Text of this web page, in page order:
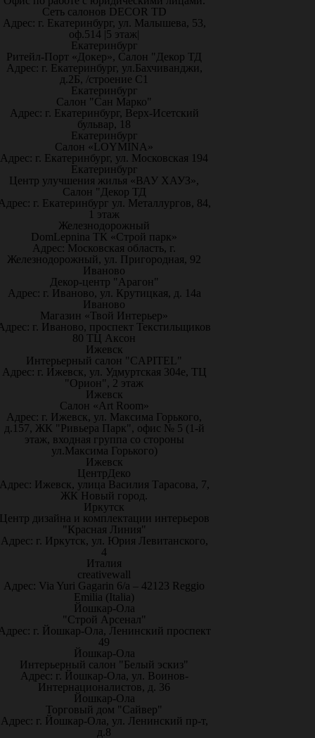
Сеть салонов DECOR TD
Адрес: г. Екатеринбург, ул. Малышева, 53,
оф.514 |5 этаж|
Екатеринбург
Ритейл-Порт «Докер», Салон "Декор ТД
Адрес: г. Екатеринбург, ул.Бахчиванджи,
д.2Б, /строение С1
Екатеринбург
Салон "Сан Марко"
Адрес: г. Екатеринбург, Верх-Исетский
бульвар, 18
Екатеринбург
Салон «LOYMINA»
Адрес: г. Екатеринбург, ул. Московская 194
Екатеринбург
Центр улучшения жилья «ВАУ ХАУЗ»,
Салон "Декор ТД
г. Екатеринбург ул. Металлургов, 84,
1 этаж
Железнодорожный
DomLepnina ТК «Строй парк»
Адрес: Московская область, г.
Железнодорожный, ул. Пригородная, 92
Иваново
Декор-центр "Арагон"
Адрес: г. Иваново, ул. Крутицкая, д. 14а
Иваново
Магазин «Твой Интерьер»
г. Иваново, проспект Текстильщиков
80 ТЦ Аксон
Ижевск
Интерьерный салон "CAPITEL"
Адрес: г. Ижевск, ул. Удмуртская 304е, ТЦ
"Орион", 2 этаж
Ижевск
Салон «Art Room»
Адрес: г. Ижевск, ул. Максима Горького,
д.157, ЖК "Ривьера Парк", офис № 5 (1-й
этаж, входная группа со стороны
ул.Максима Горького)
Ижевск
ЦентрДеко
Ижевск, улица Василия Тарасова, 7,
ЖК Новый город.
Иркутск
дизайна и комплектации интерьеров
"Красная Линия"
Адрес: г. Иркутск, ул. Юрия Левитанского,
4
Италия
creativewall
Адрес: Via Yuri Gagarin 6/a – 42123 Reggio
Emilia (Italia)
Йошкар-Ола
"Строй Арсенал"
г. Йошкар-Ола, Ленинский проспект
49
Йошкар-Ола
Интерьерный салон "Белый эскиз"
Адрес: г. Йошкар-Ола, ул. Воинов-
Интернационалистов, д. 36
Йошкар-Ола
Торговый дом "Сайвер"
Адрес: г. Йошкар-Ола, ул. Ленинский пр-т,
д.8